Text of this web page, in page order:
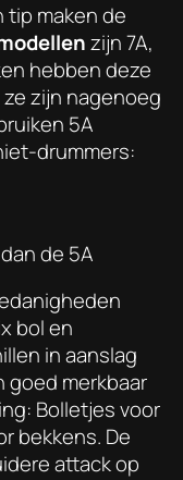
tip maken de
zijn 7A,
hebben deze
zijn nagenoeg
5A
drummers:
de 5A
bol en
in aanslag
merkbaar
Bolletjes voor
bekkens. De
attack op